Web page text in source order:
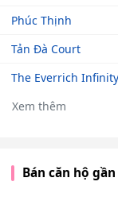
Phúc Thịnh
Tản Đà Court
The Everrich Infinity
Xem thêm
Bán căn hộ